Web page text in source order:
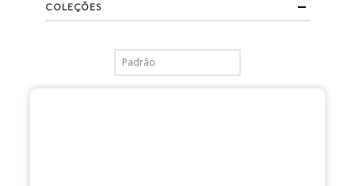
COLEÇÕES